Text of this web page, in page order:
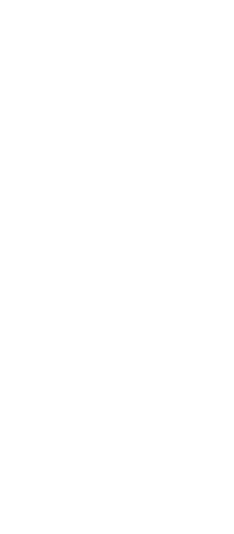
Süreci -III
Süreci -II